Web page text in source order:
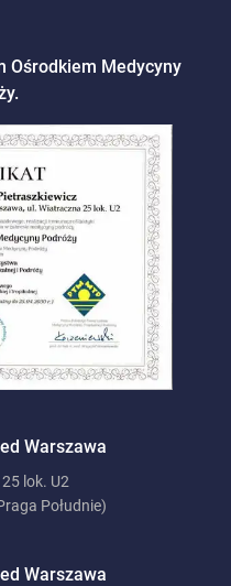
Ośrodkiem Medycyny
Warszawa
lok. U2
Południe)
Warszawa